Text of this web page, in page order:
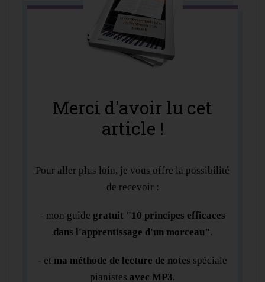
Merci d'avoir lu cet
article !
Pour aller plus loin, je vous offre la possibilité
de recevoir :
- mon guide gratuit "10 principes efficaces
dans l'apprentissage d'un morceau".
- et ma méthode de lecture de notes spéciale
pianistes avec MP3.